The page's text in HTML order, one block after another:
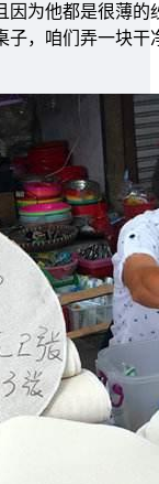
为他都是很薄
，咱们弄一块